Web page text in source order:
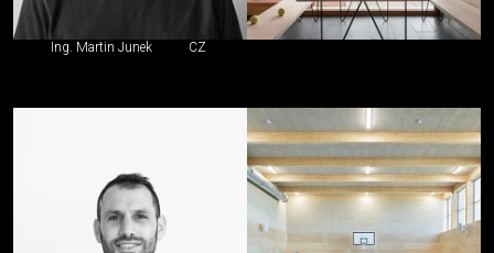
Ing. Martin Junek CZ